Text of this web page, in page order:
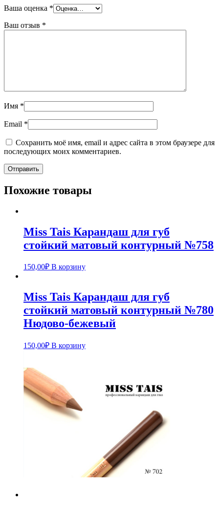
Ваша оценка *
Ваш отзыв *
Имя *
Email *
Сохранить моё имя, email и адрес сайта в этом браузере для
последующих моих комментариев.
Похожие товары
Miss Tais Карандаш для губ
стойкий матовый контурный №758
150,00₽ В корзину
Miss Tais Карандаш для губ
стойкий матовый контурный №780
Нюдово-бежевый
150,00₽ В корзину